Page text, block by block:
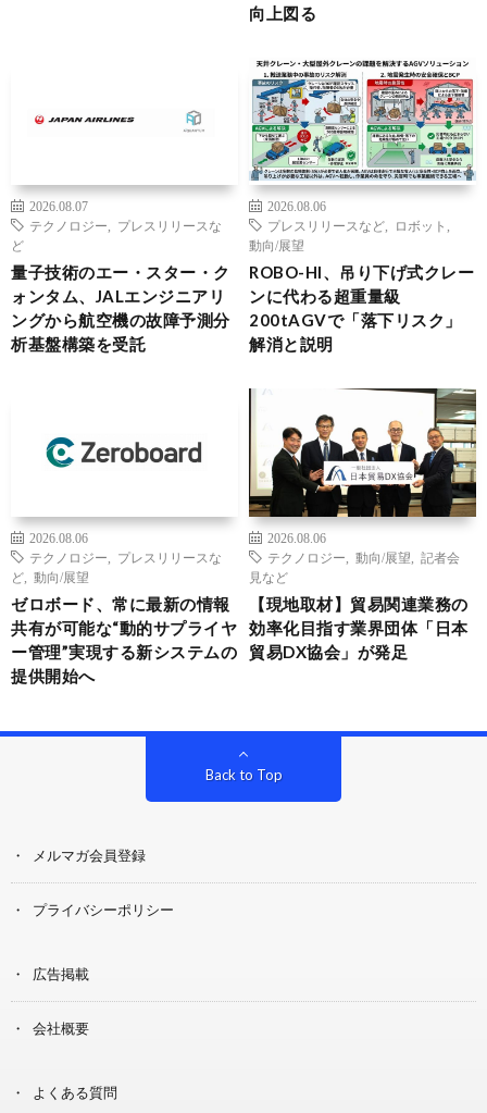
向上図る
2026.08.07
テクノロジー
プレスリリースな
ど
量子技術のエー・スター・ク
ォンタム、JALエンジニアリ
ングから航空機の故障予測分
析基盤構築を受託
2026.08.06
プレスリリースなど
ロボット
動向/展望
ROBO-HI、吊り下げ式クレー
ンに代わる超重量級
200tAGVで「落下リスク」
解消と説明
2026.08.06
テクノロジー
プレスリリースな
ど
動向/展望
ゼロボード、常に最新の情報
共有が可能な“動的サプライヤ
ー管理”実現する新システムの
提供開始へ
2026.08.06
テクノロジー
動向/展望
記者会
見など
【現地取材】貿易関連業務の
効率化目指す業界団体「日本
貿易DX協会」が発足
Back to Top
メルマガ会員登録
プライバシーポリシー
広告掲載
会社概要
よくある質問